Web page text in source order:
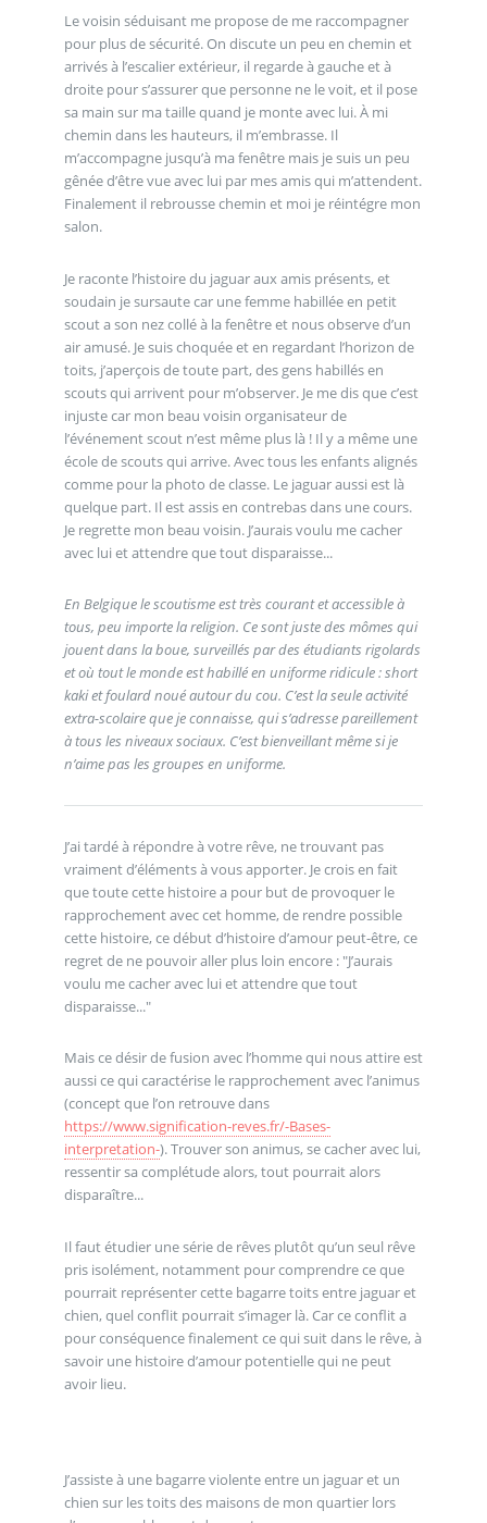
Le voisin séduisant me propose de me raccompagner
pour plus de sécurité. On discute un peu en chemin et
arrivés à l’escalier extérieur, il regarde à gauche et à
droite pour s’assurer que personne ne le voit, et il pose
sa main sur ma taille quand je monte avec lui. À mi
chemin dans les hauteurs, il m’embrasse. Il
m’accompagne jusqu’à ma fenêtre mais je suis un peu
gênée d’être vue avec lui par mes amis qui m’attendent.
Finalement il rebrousse chemin et moi je réintégre mon
salon.
Je raconte l’histoire du jaguar aux amis présents, et
soudain je sursaute car une femme habillée en petit
scout a son nez collé à la fenêtre et nous observe d’un
air amusé. Je suis choquée et en regardant l’horizon de
toits, j’aperçois de toute part, des gens habillés en
scouts qui arrivent pour m’observer. Je me dis que c’est
injuste car mon beau voisin organisateur de
l’événement scout n’est même plus là ! Il y a même une
école de scouts qui arrive. Avec tous les enfants alignés
comme pour la photo de classe. Le jaguar aussi est là
quelque part. Il est assis en contrebas dans une cours.
Je regrette mon beau voisin. J’aurais voulu me cacher
avec lui et attendre que tout disparaisse...
En Belgique le scoutisme est très courant et accessible à
tous, peu importe la religion. Ce sont juste des mômes qui
jouent dans la boue, surveillés par des étudiants rigolards
et où tout le monde est habillé en uniforme ridicule : short
kaki et foulard noué autour du cou. C’est la seule activité
extra-scolaire que je connaisse, qui s’adresse pareillement
à tous les niveaux sociaux. C’est bienveillant même si je
n’aime pas les groupes en uniforme.
J’ai tardé à répondre à votre rêve, ne trouvant pas
vraiment d’éléments à vous apporter. Je crois en fait
que toute cette histoire a pour but de provoquer le
rapprochement avec cet homme, de rendre possible
cette histoire, ce début d’histoire d’amour peut-être, ce
regret de ne pouvoir aller plus loin encore : "J’aurais
voulu me cacher avec lui et attendre que tout
disparaisse..."
Mais ce désir de fusion avec l’homme qui nous attire est
aussi ce qui caractérise le rapprochement avec l’animus
(concept que l’on retrouve dans
https://www.signification-reves.fr/-Bases-
interpretation-). Trouver son animus, se cacher avec lui,
ressentir sa complétude alors, tout pourrait alors
disparaître...
Il faut étudier une série de rêves plutôt qu’un seul rêve
pris isolément, notamment pour comprendre ce que
pourrait représenter cette bagarre toits entre jaguar et
chien, quel conflit pourrait s’imager là. Car ce conflit a
pour conséquence finalement ce qui suit dans le rêve, à
savoir une histoire d’amour potentielle qui ne peut
avoir lieu.
J’assiste à une bagarre violente entre un jaguar et un
chien sur les toits des maisons de mon quartier lors